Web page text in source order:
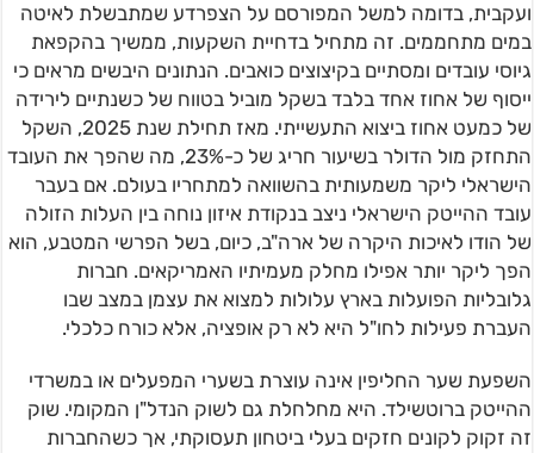
ועקבית, בדומה למשל המפורסם על הצפרדע שמתבשלת לאיטה
במים מתחממים. זה מתחיל בדחיית השקעות, ממשיך בהקפאת
גיוסי עובדים ומסתיים בקיצוצים כואבים. הנתונים היבשים מראים כי
ייסוף של אחוז אחד בלבד בשקל מוביל בטווח של כשנתיים לירידה
של כמעט אחוז ביצוא התעשייתי. מאז תחילת שנת 2025, השקל
התחזק מול הדולר בשיעור חריג של כ-23%, מה שהפך את העובד
הישראלי ליקר משמעותית בהשוואה למתחריו בעולם. אם בעבר
עובד ההייטק הישראלי ניצב בנקודת איזון נוחה בין העלות הזולה
של הודו לאיכות היקרה של ארה"ב, כיום, בשל הפרשי המטבע, הוא
הפך ליקר יותר אפילו מחלק מעמיתיו האמריקאים. חברות
גלובליות הפועלות בארץ עלולות למצוא את עצמן במצב שבו
העברת פעילות לחו"ל היא לא רק אופציה, אלא כורח כלכלי.
השפעת שער החליפין אינה עוצרת בשערי המפעלים או במשרדי
ההייטק ברוטשילד. היא מחלחלת גם לשוק הנדל"ן המקומי. שוק
זה זקוק לקונים חזקים בעלי ביטחון תעסוקתי, אך כשהחברות